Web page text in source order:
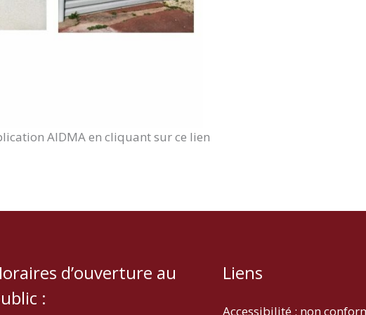
AIDMA en cliquant sur ce lien
d’ouverture au
:
Liens
Accessibilité : non